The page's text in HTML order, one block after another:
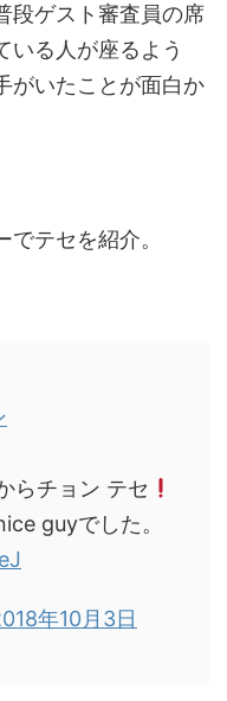
段ゲスト審査員の席
いる人が座るよう
がいたことが面白か
テセを紹介。
らチョン テセ
guyでした。
年10月3日